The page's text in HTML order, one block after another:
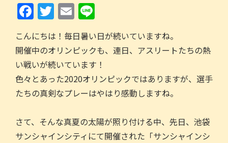
F
a
c
e
b
o
k
T
w
itt
er
E
m
ai
l
n
e
こんにちは！毎日暑い日が続いていますね。
開催中のオリンピックも、連日、アスリートたちの熱
い戦いが続いています！
色々とあった2020オリンピックではありますが、選手
たちの真剣なプレーはやはり感動しますね。
さて、そんな真夏の太陽が照り付ける中、先日、池袋
サンシャインシティにて開催された「サンシャインシ
シ
ョ
ン